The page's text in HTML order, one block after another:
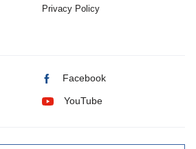
Privacy Policy
Facebook
YouTube